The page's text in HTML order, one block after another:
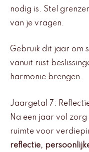
nodig is. Stel
van je vragen.
Gebruik dit jaar om
vanuit rust
harmonie brengen.
Jaargetal 7:
Na een jaar vol
ruimte voor
reflectie,